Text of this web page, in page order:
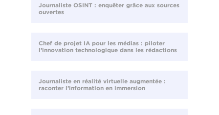
Journaliste OSINT : enquêter grâce aux sources
ouvertes
Chef de projet IA pour les médias : piloter
l’innovation technologique dans les rédactions
Journaliste en réalité virtuelle augmentée :
raconter l’information en immersion